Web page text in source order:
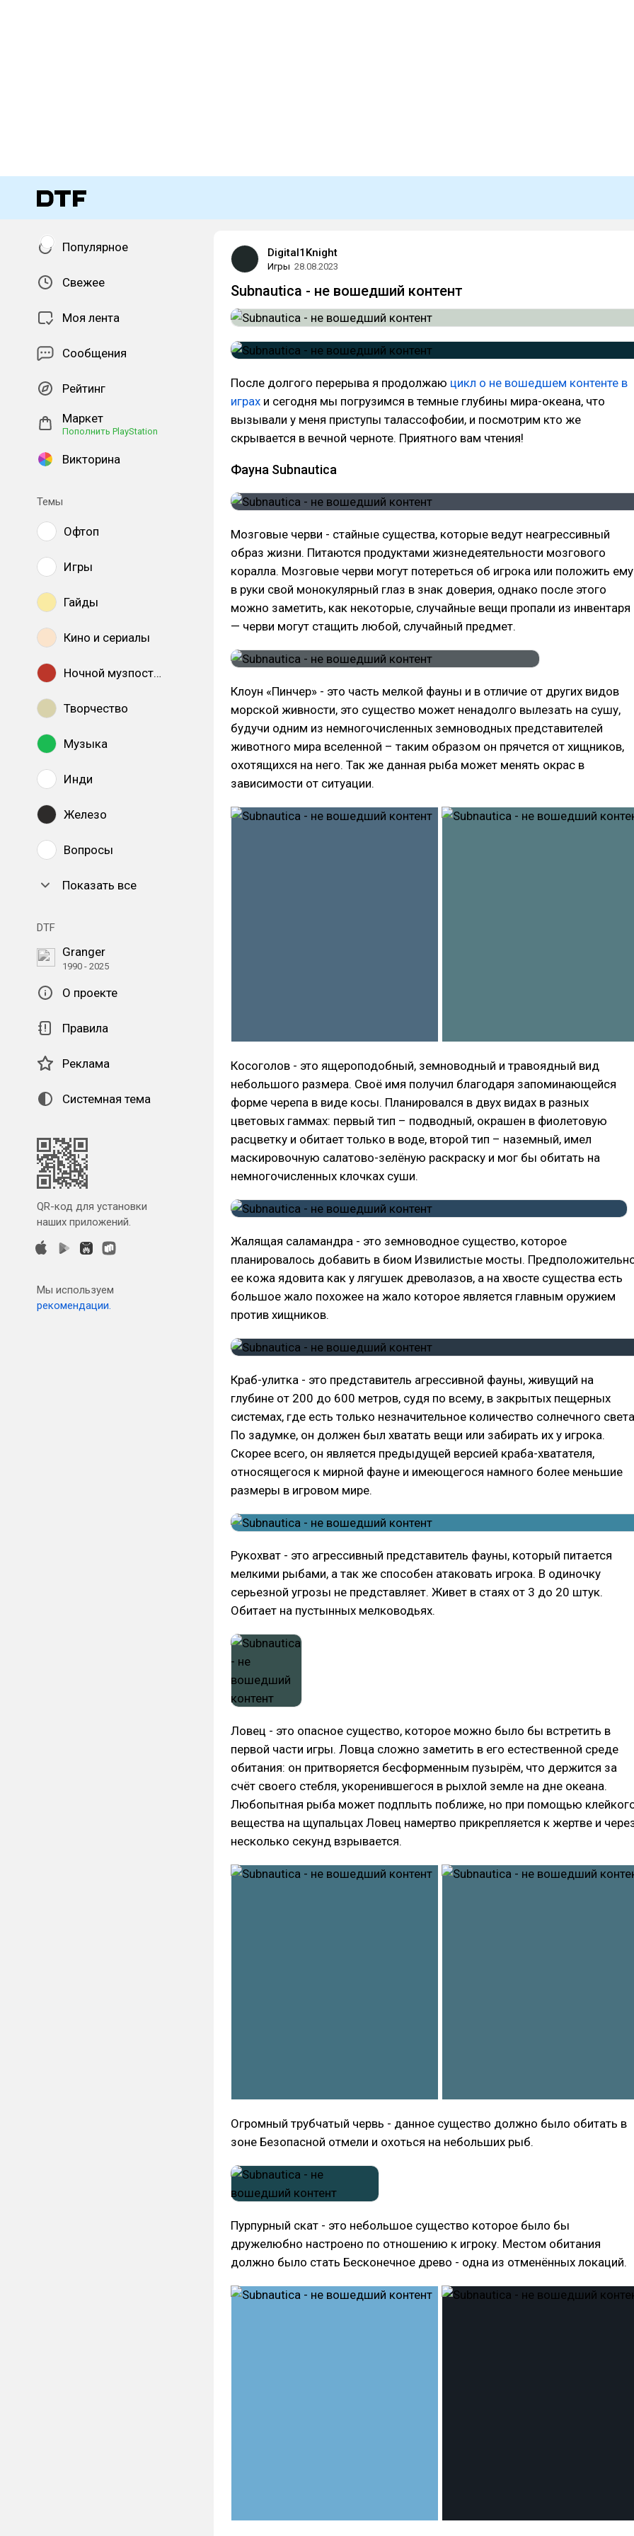
Популярное
Свежее
Моя лента
Сообщения
Рейтинг
Маркет
Пополнить PlayStation
Викторина
Темы
Офтоп
Игры
Гайды
Кино и сериалы
Ночной музпостинг
Творчество
Музыка
Инди
Железо
Вопросы
Показать все
DTF
Granger
1990 - 2025
О проекте
Правила
Реклама
Системная тема
QR-код для установки
наших приложений.
Мы используем
рекомендации.
Digital1Knight
Игры 28.08.2023
Subnautica - не вошедший контент
После долгого перерыва я продолжаю цикл о не вошедшем контенте в
играх и сегодня мы погрузимся в темные глубины мира-океана, что
вызывали у меня приступы талассофобии, и посмотрим кто же
скрывается в вечной черноте. Приятного вам чтения!
Фауна Subnautica
Мозговые черви - стайные существа, которые ведут неагрессивный
образ жизни. Питаются продуктами жизнедеятельности мозгового
коралла. Мозговые черви могут потереться об игрока или положить ему
в руки свой монокулярный глаз в знак доверия, однако после этого
можно заметить, как некоторые, случайные вещи пропали из инвентаря
— черви могут стащить любой, случайный предмет.
Клоун «Пинчер» - это часть мелкой фауны и в отличие от других видов
морской живности, это существо может ненадолго вылезать на сушу,
будучи одним из немногочисленных земноводных представителей
животного мира вселенной – таким образом он прячется от хищников,
охотящихся на него. Так же данная рыба может менять окрас в
зависимости от ситуации.
Косоголов - это ящероподобный, земноводный и травоядный вид
небольшого размера. Своё имя получил благодаря запоминающейся
форме черепа в виде косы. Планировался в двух видах в разных
цветовых гаммах: первый тип – подводный, окрашен в фиолетовую
расцветку и обитает только в воде, второй тип – наземный, имел
маскировочную салатово-зелёную раскраску и мог бы обитать на
немногочисленных клочках суши.
Жалящая саламандра - это земноводное существо, которое
планировалось добавить в биом Извилистые мосты.
ее кожа ядовита как у лягушек древолазов, а на хвосте существа есть
большое жало похожее на жало которое является главным оружием
против хищников.
Краб-улитка - это представитель агрессивной фауны, живущий на
глубине от 200 до 600 метров, судя по всему, в закрытых пещерных
системах, где есть только незначительное количество солнечного
По задумке, он должен был хватать вещи или забирать их у игрока.
Скорее всего, он является предыдущей версией краба-хватателя,
относящегося к мирной фауне и имеющегося намного более меньшие
размеры в игровом мире.
Рукохват - это агрессивный представитель фауны, который питается
мелкими рыбами, а так же способен атаковать игрока. В одиночку
серьезной угрозы не представляет. Живет в стаях от 3 до 20 штук.
Обитает на пустынных мелководьях.
Ловец - это опасное существо, которое можно было бы встретить в
первой части игры. Ловца сложно заметить в его естественной среде
обитания: он притворяется бесформенным пузырём, что держится за
счёт своего стебля, укоренившегося в рыхлой земле на дне океана.
Любопытная рыба может подплыть поближе, но при помощью
вещества на щупальцах Ловец намертво прикрепляется к жертве и
несколько секунд взрывается.
Огромный трубчатый червь - данное существо должно было обитать в
зоне Безопасной отмели и охоться на небольших рыб.
Пурпурный скат - это небольшое существо которое было бы
дружелюбно настроено по отношению к игроку. Местом обитания
должно было стать Бесконечное древо - одна из отменённых локаций.